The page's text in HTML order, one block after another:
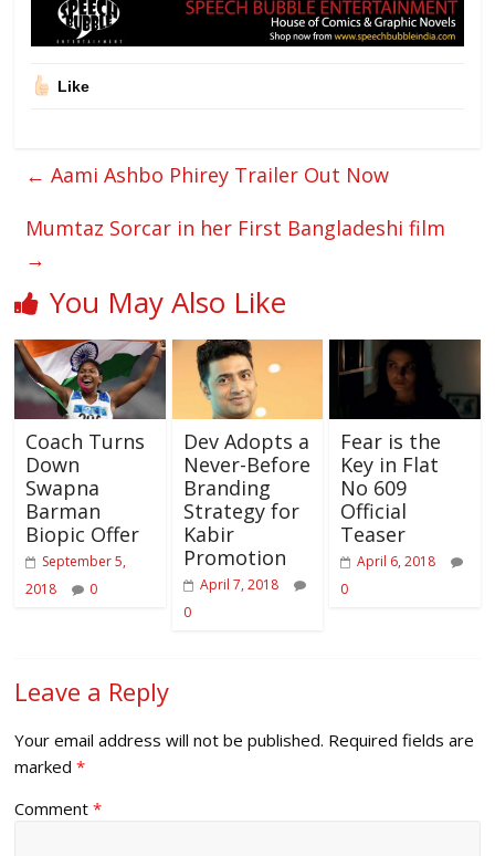
Like
← Aami Ashbo Phirey Trailer Out Now
Mumtaz Sorcar in her First Bangladeshi film
→
You May Also Like
Coach Turns
Down
Swapna
Barman
Biopic Offer
September 5,
2018
0
Dev Adopts a
Never-Before
Branding
Strategy for
Kabir
Promotion
April 7, 2018
0
Fear is the
Key in Flat
No 609
Official
Teaser
April 6, 2018
0
Leave a Reply
Your email address will not be published. Required fields are
marked*
Comment*